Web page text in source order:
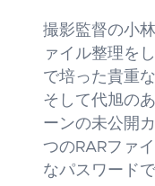
撮影監督の小
ァイル整理を
で培った貴重
そして代旭の
ーンの未公開
つのRARファ
なパスワード